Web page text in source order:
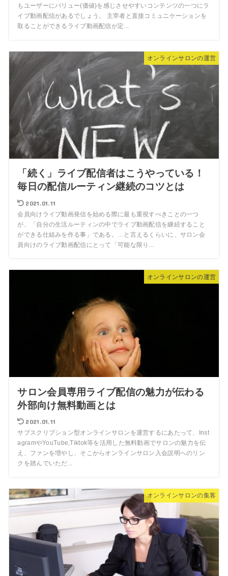
もユーザーにバリュー(価値)を感じさせやすいコンテンツの一つにラ
イブ動画配信があるでしょう。 主宰者と直接コミュニケーションを
取ることができるライブ動画配信が定...
オンラインサロンの運営
「続く」ライブ配信者はこうやっている！
毎日の配信ルーティン継続のコツとは
2021.01.11
会員向けライブ動画発信を始める際に最も重視すべきことの一つ
が、「自分の生活ルーティンの中でライブ動画配信を継続すること
ができる仕組みを作る事」である。…と言えるくらいに、サロン会
員向けのライブ動画配信にとって「可能な限り...
オンラインサロンの運営
サロン会員専用ライブ配信の魅力が伝わる
外部向け無料動画とは
2021.01.11
サブスクリプション型オンラインサロンを運営するにあたって、Inst
agramやYouTube,Tiktok等を活用した無料動画でサロンの魅力を伝
え、ファンを増やし、そこからオンラインサロン入会説明へのリン
クを踏んでいただ...
オンラインサロンの集客